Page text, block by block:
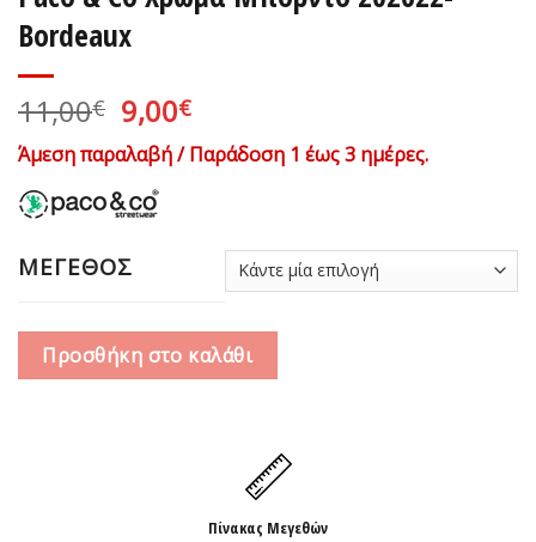
Βordeaux
11,00€ Original
price
was:
11,00€.
9,00€Η
τρέχουσα
τιμή
Άμεση παραλαβή / Παράδοση 1 έως 3 ημέρες.
ΜΕΓΕΘΟΣ
Προσθήκη στο καλάθι
Πίνακας Μεγεθών